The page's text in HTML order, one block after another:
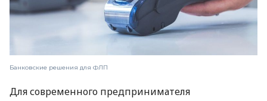
Банковские решения для ФЛП
Для современного предпринимателя